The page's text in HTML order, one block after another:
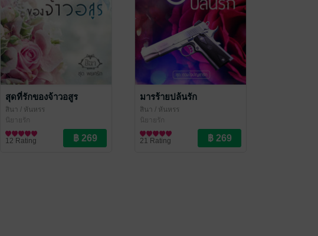
สุดที่รักของจ้าวอสูร
สินา / หันหรร
นิยายรัก
12 Rating
มารร้ายปล้นรัก
สินา / หันหรร
นิยายรัก
21 Rating